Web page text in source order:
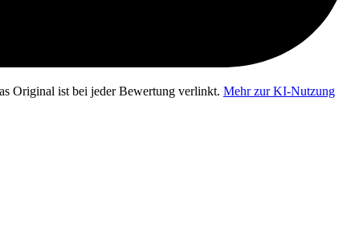
Original ist bei jeder Bewertung verlinkt. Mehr zur KI-Nutzung